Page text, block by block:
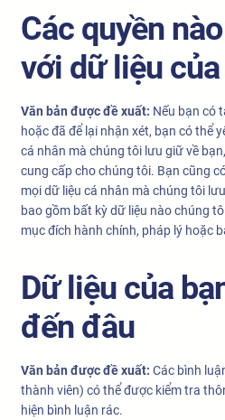
Các quyền
với dữ liệu
Văn bản được đề xuất: Nếu bạn có
hoặc đã để lại nhận xét, bạn có thể
cá nhân mà chúng tôi lưu giữ về
cung cấp cho chúng tôi. Bạn cũng
mọi dữ liệu cá nhân mà chúng tôi
bao gồm bất kỳ dữ liệu nào chúng
mục đích hành chính, pháp lý hoặc
Dữ liệu của
đến đâu
Văn bản được đề xuất: Các bình
thành viên) có thể được kiểm tra
hiện bình luận rác.